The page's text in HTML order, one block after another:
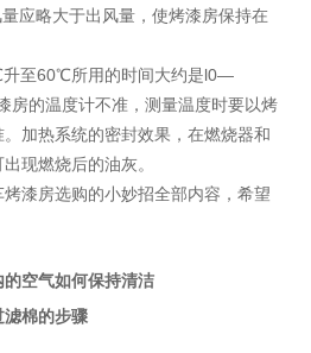
应略大于出风量，使烤漆房保持在
至60℃所用的时间大约是l0—
房的温度计不准，测量温度时要以烤
加热系统的密封效果，在燃烧器和
现燃烧后的油灰。
漆房选购的小妙招全部内容，希望
空气如何保持清洁
滤棉的步骤